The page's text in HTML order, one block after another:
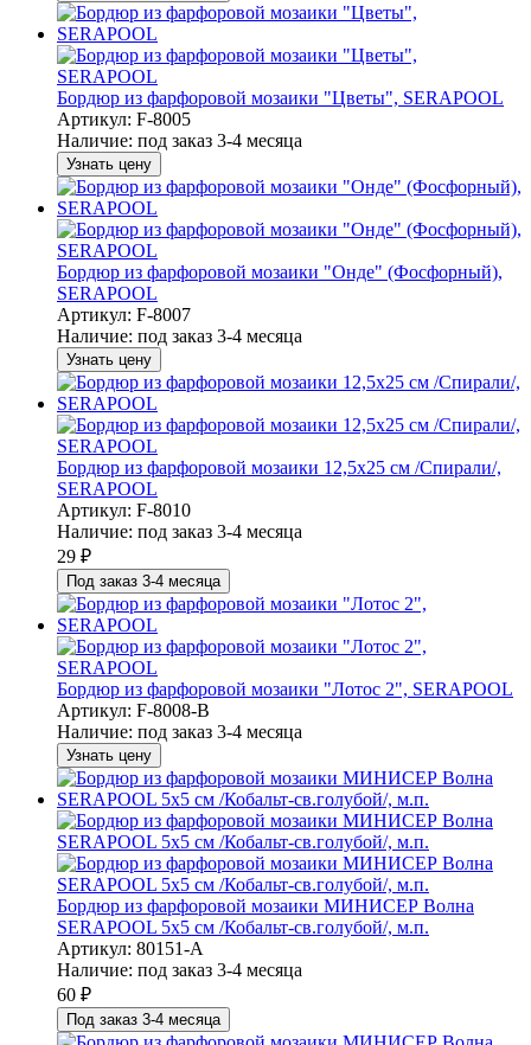
Бордюр из фарфоровой мозаики "Цветы", SERAPOOL
Артикул: F-8005
Наличие: под заказ 3-4 месяца
Узнать цену
Бордюр из фарфоровой мозаики "Онде" (Фосфорный),
SERAPOOL
Артикул: F-8007
Наличие: под заказ 3-4 месяца
Узнать цену
Бордюр из фарфоровой мозаики 12,5х25 см /Спирали/,
SERAPOOL
Артикул: F-8010
Наличие: под заказ 3-4 месяца
29 ₽
Под заказ 3-4 месяца
Бордюр из фарфоровой мозаики "Лотос 2", SERAPOOL
Артикул: F-8008-B
Наличие: под заказ 3-4 месяца
Узнать цену
Бордюр из фарфоровой мозаики МИНИСЕР Волна
SERAPOOL 5х5 см /Кобальт-св.голубой/, м.п.
Артикул: 80151-A
Наличие: под заказ 3-4 месяца
60 ₽
Под заказ 3-4 месяца